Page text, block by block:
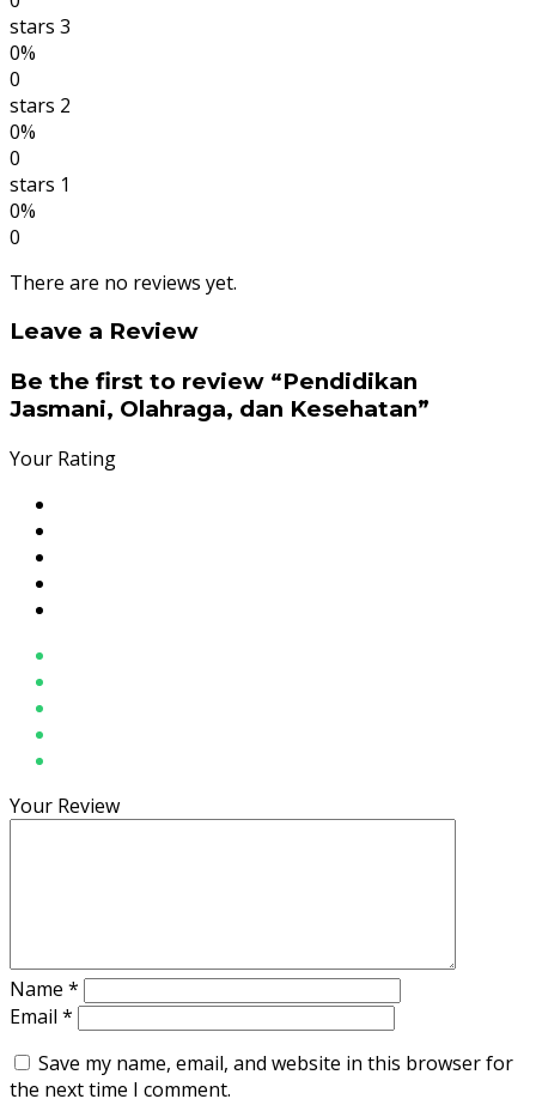
stars 3
0%
0
stars 2
0%
0
stars 1
0%
0
There are no reviews yet.
Leave a Review
Be the first to review “Pendidikan
Jasmani, Olahraga, dan Kesehatan”
Your Rating
Your Review
Name *
Email *
Save my name, email, and website in this browser for
the next time I comment.